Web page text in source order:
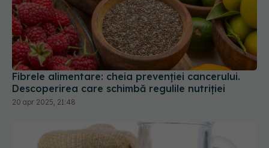
Fibrele alimentare: cheia prevenției cancerului.
Descoperirea care schimbă regulile nutriției
20 apr 2025, 21:48